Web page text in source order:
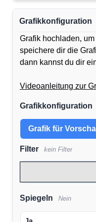
Grafikkonfiguration
Grafik hochladen,
speichere dir die
dann kannst du dir
Videoanleitung zur
Grafikkonfiguration
Grafik für
Filter kein Filter
Spiegeln Nein